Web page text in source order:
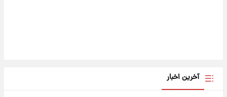
آخرین اخبار